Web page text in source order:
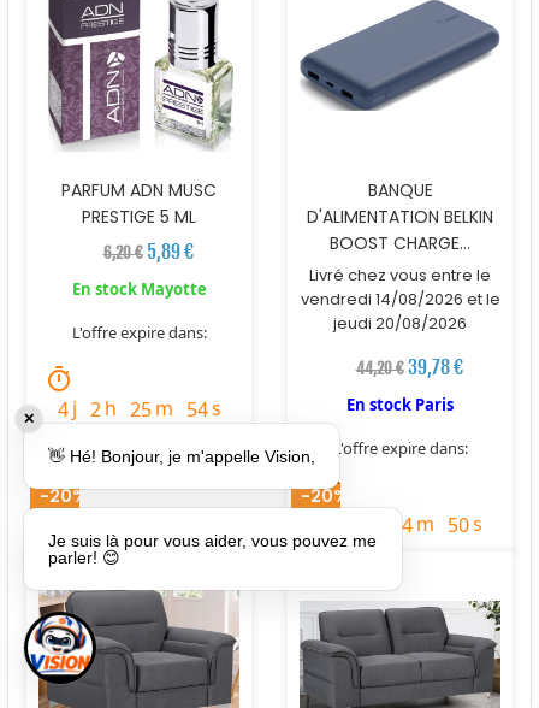
PARFUM ADN MUSC
PRESTIGE 5 ML
6,20 € 5,89 €
En stock Mayotte
L'offre expire dans:
timer
4j 2h 25m 53s
BANQUE
D'ALIMENTATION BELKIN
BOOST CHARGE...
Livré chez vous entre le
vendredi 14/08/2026 et le
jeudi 20/08/2026
44,20 € 39,78 €
En stock Paris
L'offre expire dans:
timer
34m 49s
-20% -20%
✕
👋 Hé! Bonjour, je m'appelle Vision,
Je suis là pour vous aider, vous pouvez me
parler! 😊